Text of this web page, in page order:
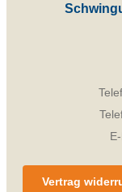
Vertrag